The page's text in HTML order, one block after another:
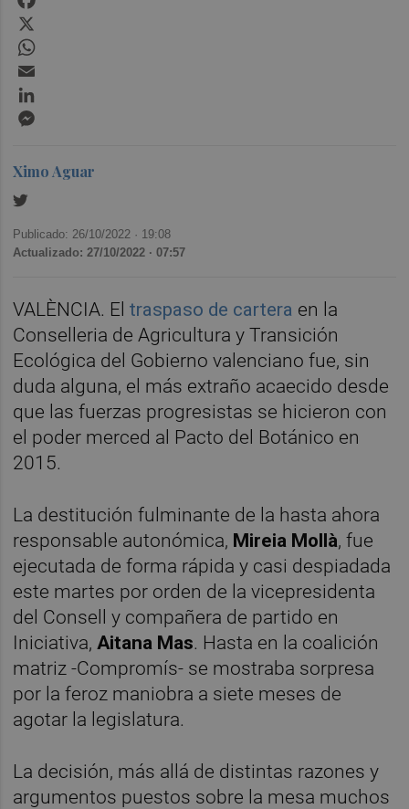
Ximo Aguar
Publicado: 26/10/2022 · 19:08
Actualizado: 27/10/2022 · 07:57
VALÈNCIA. Eltraspaso de cartera en la
Conselleria de Agricultura y Transición
Ecológica del Gobierno valenciano fue, sin
duda alguna, el más extraño acaecido desde
que las fuerzas progresistas se hicieron con
el poder merced al Pacto del Botánico en
2015.
La destitución fulminante de la hasta ahora
responsable autonómica, Mireia Mollà, fue
ejecutada de forma rápida y casi despiadada
este martes por orden de la vicepresidenta
del Consell y compañera de partido en
Iniciativa, Aitana Mas. Hasta en la coalición
matriz -Compromís- se mostraba sorpresa
por la feroz maniobra a siete meses de
agotar la legislatura.
La decisión, más allá de distintas razones y
argumentos puestos sobre la mesa muchos